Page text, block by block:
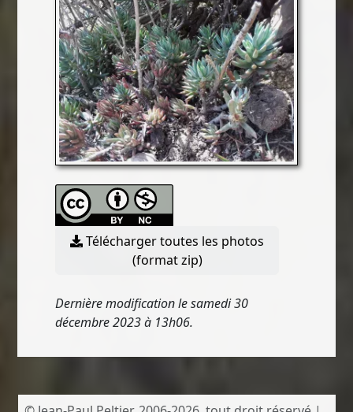
Télécharger toutes les photos
(format zip)
Dernière modification le samedi 30
décembre 2023 à 13h06.